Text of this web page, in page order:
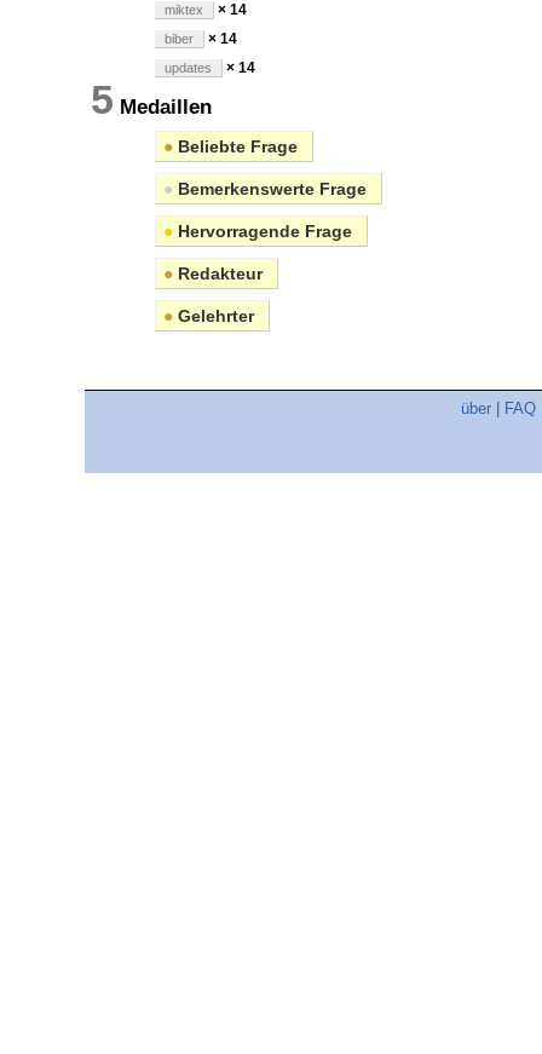
miktex × 14
biber × 14
updates × 14
5 Medaillen
● Beliebte Frage
● Bemerkenswerte Frage
● Hervorragende Frage
● Redakteur
● Gelehrter
über FAQ